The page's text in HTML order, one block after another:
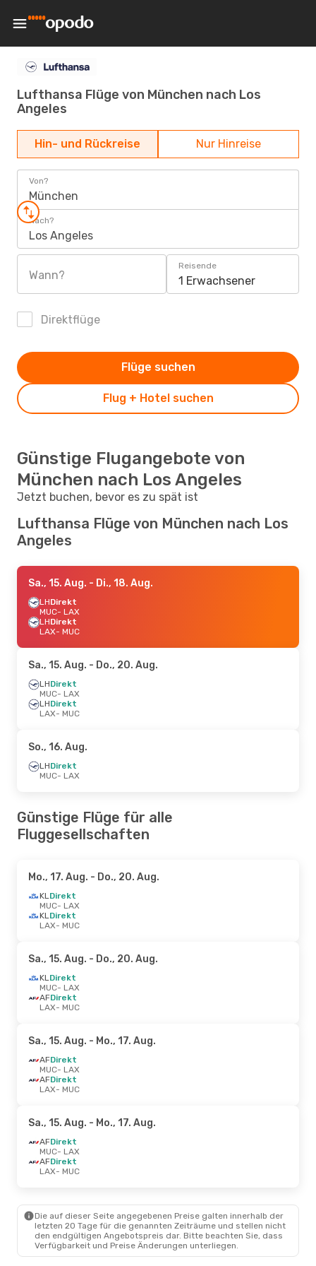
Lufthansa Flüge von München nach Los
Angeles
Hin- und Rückreise Nur Hinreise
Von?
München
Nach?
Los Angeles
Wann?
Reisende
1 Erwachsener
Direktflüge
Flug + Hotel suchen
Flüge suchen
Günstige Flugangebote von
München nach Los Angeles
Jetzt buchen, bevor es zu spät ist
Lufthansa Flüge von München nach Los
Angeles
Sa., 15. Aug. - Di., 18. Aug.
LHDirekt
MUC- LAX
LHDirekt
LAX- MUC
Sa., 15. Aug. - Do., 20. Aug.
LHDirekt
MUC- LAX
LHDirekt
LAX- MUC
So., 16. Aug.
LHDirekt
MUC- LAX
Günstige Flüge für alle
Fluggesellschaften
Mo., 17. Aug. - Do., 20. Aug.
KLDirekt
MUC- LAX
KLDirekt
LAX- MUC
Sa., 15. Aug. - Do., 20. Aug.
KLDirekt
MUC- LAX
AFDirekt
LAX- MUC
Sa., 15. Aug. - Mo., 17. Aug.
AFDirekt
MUC- LAX
AFDirekt
LAX- MUC
Sa., 15. Aug. - Mo., 17. Aug.
AFDirekt
MUC- LAX
AFDirekt
LAX- MUC
Die auf dieser Seite angegebenen Preise galten innerhalb der
letzten 20 Tage für die genannten Zeiträume und stellen nicht
den endgültigen Angebotspreis dar. Bitte beachten Sie, dass
Verfügbarkeit und Preise Änderungen unterliegen.